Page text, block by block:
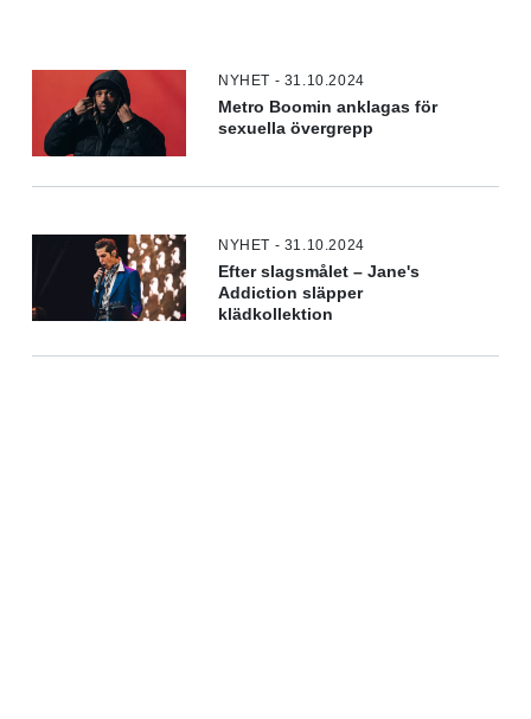
NYHET - 31.10.2024
Metro Boomin anklagas för
sexuella övergrepp
NYHET - 31.10.2024
Efter slagsmålet – Jane's
Addiction släpper
klädkollektion